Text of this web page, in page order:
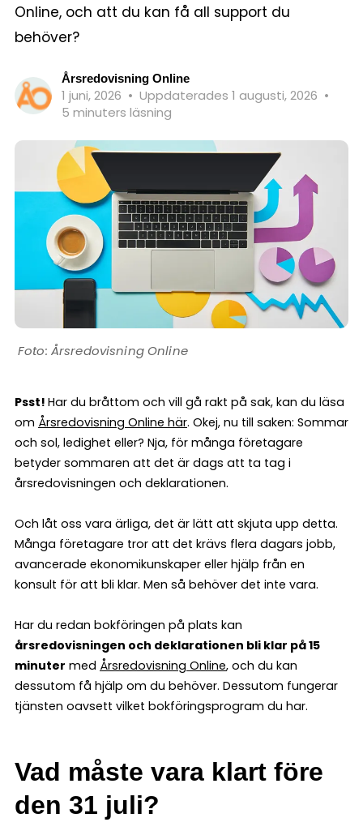
Online, och att du kan få all support du
behöver?
Årsredovisning Online
1 juni, 2026 • Uppdaterades 1 augusti, 2026 •
5 minuters läsning
Årsredovisning Online
Psst! Har du bråttom och vill gå rakt på sak, kan du läsa
om Årsredovisning Online här. Okej, nu till saken: Sommar
och sol, ledighet eller? Nja, för många företagare
betyder sommaren att det är dags att ta tag i
årsredovisningen och deklarationen.
Och låt oss vara ärliga, det är lätt att skjuta upp detta.
Många företagare tror att det krävs flera dagars jobb,
avancerade ekonomikunskaper eller hjälp från en
konsult för att bli klar. Men så behöver det inte vara.
Har du redan bokföringen på plats kan
årsredovisningen och deklarationen bli klar på 15
minuter med Årsredovisning Online, och du kan
dessutom få hjälp om du behöver. Dessutom fungerar
tjänsten oavsett vilket bokföringsprogram du har.
Vad måste vara klart före
den 31 juli?